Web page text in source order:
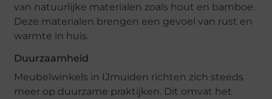
van natuurlijke materialen zoals hout en bamboe.
Deze materialen brengen een gevoel van rust en
warmte in huis.
Duurzaamheid
Meubelwinkels in IJmuiden richten zich steeds
meer op duurzame praktijken. Dit omvat het